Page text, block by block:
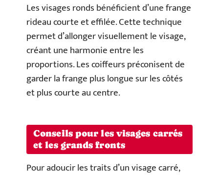
Les visages ronds bénéficient d’une frange
rideau courte et effilée. Cette technique
permet d’allonger visuellement le visage,
créant une harmonie entre les
proportions. Les coiffeurs préconisent de
garder la frange plus longue sur les côtés
et plus courte au centre.
Conseils pour les visages carrés
et les grands fronts
Pour adoucir les traits d’un visage carré,